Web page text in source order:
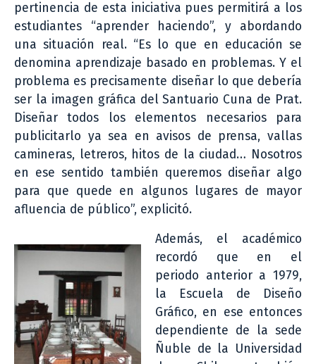
pertinencia de esta iniciativa pues permitirá a los
estudiantes “aprender haciendo”, y abordando
una situación real. “Es lo que en educación se
denomina aprendizaje basado en problemas. Y el
problema es precisamente diseñar lo que debería
ser la imagen gráfica del Santuario Cuna de Prat.
Diseñar todos los elementos necesarios para
publicitarlo ya sea en avisos de prensa, vallas
camineras, letreros, hitos de la ciudad… Nosotros
en ese sentido también queremos diseñar algo
para que quede en algunos lugares de mayor
afluencia de público”, explicitó.
Además, el académico
recordó que en el
periodo anterior a 1979,
la Escuela de Diseño
Gráfico, en ese entonces
dependiente de la sede
Ñuble de la Universidad